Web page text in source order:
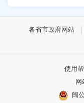
各省市政府网站
使用
网
闽